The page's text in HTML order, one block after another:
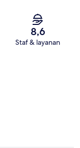
8,6
Staf & layanan